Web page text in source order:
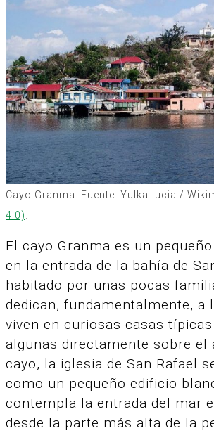
Cayo Granma. Fuente: Yulka-lucia /
4.0)
El cayo Granma es un
en la entrada de la bahía de
habitado por unas pocas
dedican, fundamentalmente, a
viven en curiosas casas
algunas directamente sobre el
cayo, la iglesia de San Rafael
como un pequeño edificio
contempla la entrada del mar
desde la parte más alta de la